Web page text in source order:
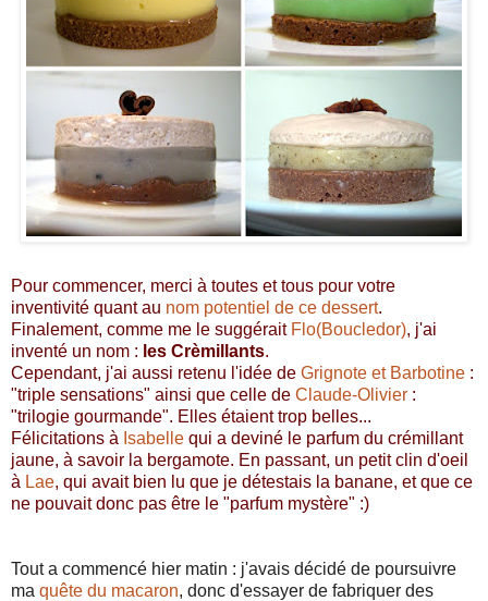
Pour commencer, merci à toutes et tous pour votre
inventivité quant au nom potentiel de ce dessert.
Finalement, comme me le suggérait Flo(Boucledor), j'ai
inventé un nom : les Crèmillants.
Cependant, j'ai aussi retenu l'idée de Grignote et Barbotine :
"triple sensations" ainsi que celle de Claude-Olivier :
"trilogie gourmande". Elles étaient trop belles...
Félicitations à Isabelle qui a deviné le parfum du crémillant
jaune, à savoir la bergamote. En passant, un petit clin d'oeil
à Lae, qui avait bien lu que je détestais la banane, et que ce
ne pouvait donc pas être le "parfum mystère" :)
Tout a commencé hier matin : j'avais décidé de poursuivre
ma quête du macaron, donc d'essayer de fabriquer des